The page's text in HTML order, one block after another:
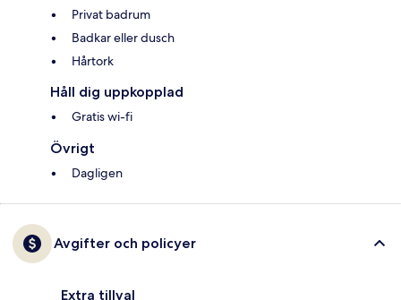
Privat badrum
Badkar eller dusch
Hårtork
Håll dig uppkopplad
Gratis wi-fi
Övrigt
Dagligen
Avgifter och policyer
Extra tillval